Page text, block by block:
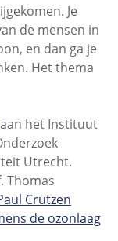
Je
de mensen in
en dan ga je
Het thema
het Instituut
Utrecht.
Thomas
Crutzen
de ozonlaag